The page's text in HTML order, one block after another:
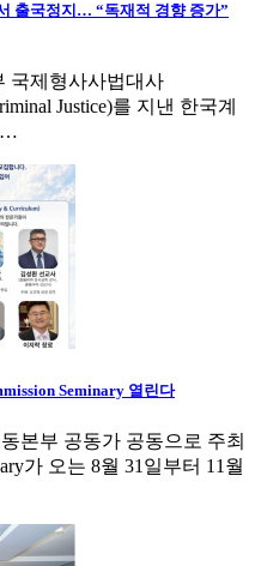
출국정지… “독재적 경향 증가”
국제형사사법대사
Justice)를 지낸 한국계
…
Seminary 열린다
본부 공동가 공동으로 주최
가 오는 8월 31일부터 11월